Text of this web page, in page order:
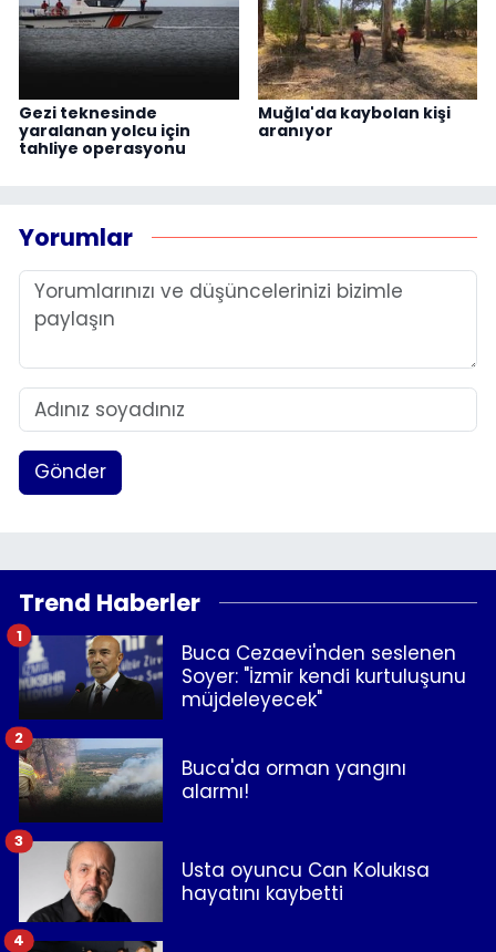
Gezi teknesinde
yaralanan yolcu için
tahliye operasyonu
Muğla'da kaybolan kişi
aranıyor
Yorumlar
Gönder
Trend Haberler
Buca Cezaevi'nden seslenen
Soyer: "İzmir kendi kurtuluşunu
müjdeleyecek"
1
Buca'da orman yangını
alarmı!
2
Usta oyuncu Can Kolukısa
hayatını kaybetti
3
4